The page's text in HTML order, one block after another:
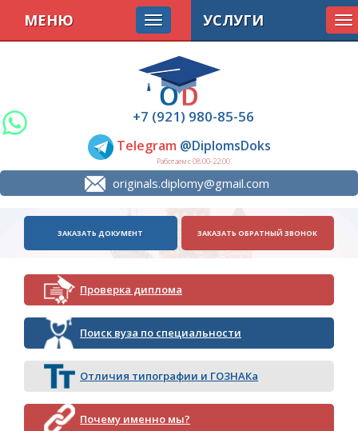
+7 (921) 980-85-56
Telegram @DiplomsDoks
Работаем с 08.00-22.00
originals.diplomy@gmail.com
МЕНЮ
ЗАКАЗАТЬ ДОКУМЕНТ ЗАКАЗАТЬ ОБРАТНЫЙ ЗВОНОК
Проверка диплома
Поиск вуза по специальности
Отличия типографии и ГОЗНАКа
Почему именно мы?
УСЛУГИ